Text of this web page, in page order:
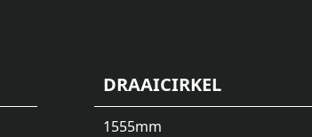
DRAAICIRKEL
1555mm